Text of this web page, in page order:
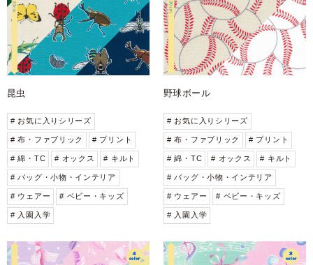
昆虫
# お気に入りシリーズ
# 布・ファブリック # プリント
# 綿・TC # オックス # キルト
# バッグ・小物・インテリア
# ウェアー # ベビー・キッズ
# 入園入学
野球ボール
# お気に入りシリーズ
# 布・ファブリック # プリント
# 綿・TC # オックス # キルト
# バッグ・小物・インテリア
# ウェアー # ベビー・キッズ
# 入園入学